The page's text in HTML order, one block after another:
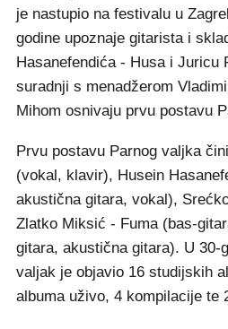
je nastupio na festivalu u
godine upoznaje gitarista i
Hasanefendića - Husa i Juricu
suradnji s menadžerom
Mihom osnivaju prvu postavu
Prvu postavu Parnog valjka
(vokal, klavir), Husein
akustična gitara, vokal),
Zlatko Miksić - Fuma (bas-
gitara, akustična gitara). U 30-
valjak je objavio 16 studijskih
albuma uživo, 4 kompilacije te